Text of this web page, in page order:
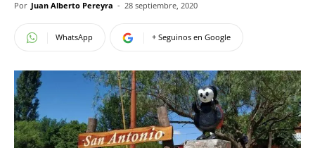
Por Juan Alberto Pereyra - 28 septiembre, 2020
WhatsApp + Seguinos en Google